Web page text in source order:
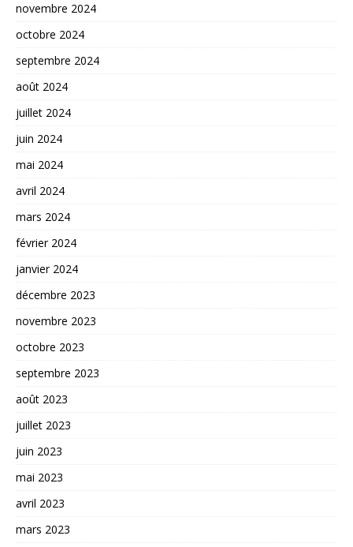
novembre 2024
octobre 2024
septembre 2024
août 2024
juillet 2024
juin 2024
mai 2024
avril 2024
mars 2024
février 2024
janvier 2024
décembre 2023
novembre 2023
octobre 2023
septembre 2023
août 2023
juillet 2023
juin 2023
mai 2023
avril 2023
mars 2023